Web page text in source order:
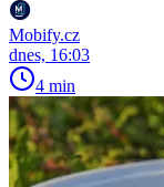
Mobify.cz
dnes, 16:03
4 min